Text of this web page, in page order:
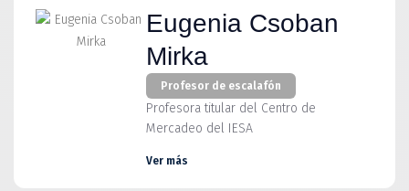
Eugenia Csoban
Mirka
Profesor de escalafón
Profesora titular del Centro de
Mercadeo del IESA
Ver más